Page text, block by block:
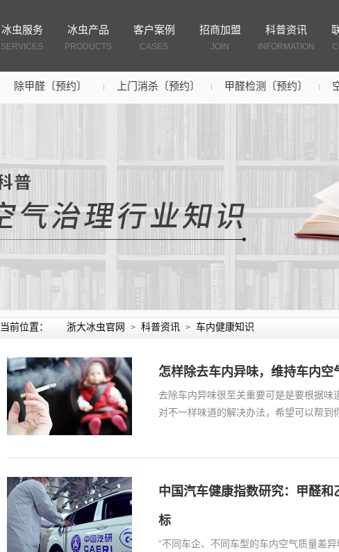
冰虫服务
SERVICES
冰虫产品
PRODUCTS
客户案例
CASES
招商加盟
JOIN
科普资讯
INFORMATION
除甲醛〔预约〕 上门消杀〔预约〕 甲醛检测〔预约〕
当前位置： 浙大冰虫官网 > 科普资讯 > 车内健康知识
怎样除去车内异味，维持车内空
去除车内异味很至关重要可是是要根据
对不一样味道的解决办法，希望可以帮
中国汽车健康指数研究：甲醛和
标
“不同车企、不同车型的车内空气质量差